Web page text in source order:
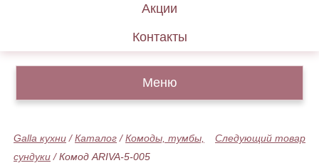
Акции
Контакты
Меню
Следующий товар
Galla кухни /Каталог /Комоды, тумбы,
сундуки /Комод ARIVA-5-005